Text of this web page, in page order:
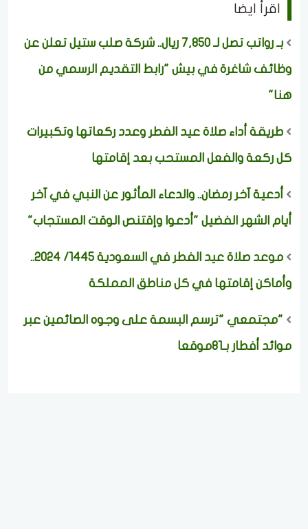
اقرأ ايضا
بـ رواتب تصل لـ 7,850 ريال.. شركة صلب ستيل تعلن عن
وظائف شاغرة في بيش "رابط التقديم الرسمي من
هنا"
طريقة أداء صلاة عيد الفطر وعدد ركعاتها وتكبيرات
كل ركعة والفعل المستحب بعد إقامتها
أدعية آخر رمضان.. والدعاء المأثور عن النبي في آخر
أيام الشهر الفضيل "أدعوا وإقتنص الوقت المستجاب"
موعد صلاة عيد الفطر في السعودية 1445/ 2024..
وأماكن إقامتها في كل مناطق المملكة
"مجتمعي "ترسم البسمة على وجوه الصائمين عبر
موائد أفطار بـ81موقعا